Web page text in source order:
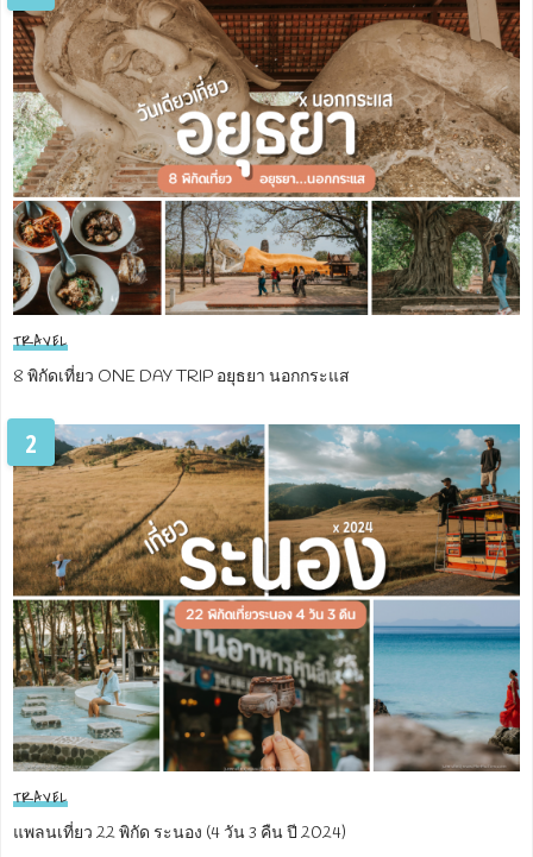
TRAVEL
8 พิกัดเที่ยว ONE DAY TRIP อยุธยา นอกกระแส
2
TRAVEL
แพลนเที่ยว 22 พิกัด ระนอง (4 วัน 3 คืน ปี 2024)